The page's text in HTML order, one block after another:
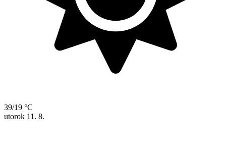
39/19 °C
utorok 11. 8.